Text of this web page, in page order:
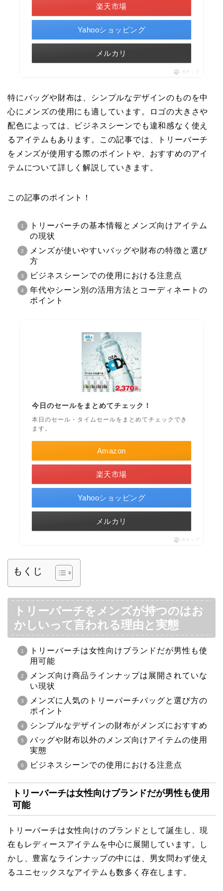
楽天市場
Yahooショッピング
メルカリ
ポチップ
特にバッグや財布は、シンプルなデザインのものを中
心にメンズの使用にも適しています。ロゴの大きさや
配色によっては、ビジネスシーンでも違和感なく使え
るアイテムもあります。この記事では、トリーバーチ
をメンズが使用する際のポイントや、おすすめのアイ
テムについて詳しく解説していきます。
この記事のポイント！
トリーバーチの基本情報とメンズ向けアイテム
の現状
メンズが使いやすいバッグや財布の特徴と選び
方
ビジネスシーンでの使用における注意点
年代やシーン別の活用方法とコーディネートの
ポイント
今日のセールをまとめてチェック！
本日のセール・タイムセールをまとめてチェックでき
ます。
Amazon
楽天市場
Yahooショッピング
メルカリ
ポチップ
もくじ
トリーバーチをメンズが持つのはお
かしいって言われる理由と実態
トリーバーチは女性向けブランドだが男性も使
用可能
メンズ向け商品ラインナップは展開されていな
い現状
メンズに人気のトリーバーチバッグと選び方の
ポイント
シンプルなデザインの財布がメンズにおすすめ
バッグや財布以外のメンズ向けアイテムの使用
実態
ビジネスシーンでの使用における注意点
トリーバーチは女性向けブランドだが男性も使用
可能
トリーバーチは女性向けのブランドとして誕生し、現
在もレディースアイテムを中心に展開しています。し
かし、豊富なラインナップの中には、男女問わず使え
るユニセックスなアイテムも数多く存在します。